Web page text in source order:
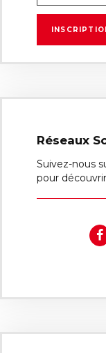
Réseaux
Suivez-nous
pour